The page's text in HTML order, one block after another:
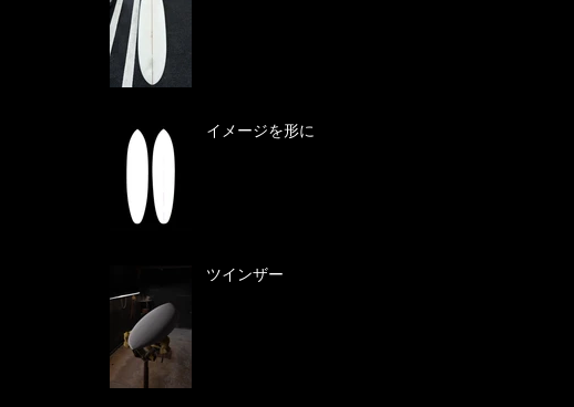
イメージを形に
ツインザー